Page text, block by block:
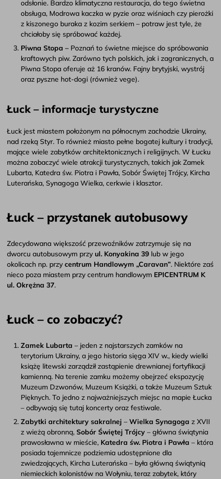
odsłonie. Bardzo klimatyczna restauracja, do tego świetna
obsługa, Modrowa kaczka w pyzie oraz wiśniach czy pierożki
z kiszonego buraka z kozim serkiem – potraw jest tyle, że
chciałoby się spróbować każdej.
Piwna Stopa – Poznań to świetne miejsce do spróbowania
kraftowych piw. Zarówno tych polskich, jak i zagranicznych, a
Piwna Stopa oferuje aż 16 kranów. Fajny brytyjski, wystrój
oraz pyszne hot-dogi (również vege).
Łuck – informacje turystyczne
Łuck jest miastem położonym na północnym zachodzie Ukrainy,
nad rzeką Styr. To również miasto pełne bogatej kultury i tradycji,
mające wiele zabytków architektonicznych i religijnych. W Łucku
można zobaczyć wiele atrakcji turystycznych, takich jak Zamek
Lubarta, Katedra św. Piotra i Pawła, Sobór Świętej Trójcy, Kircha
Luterańska, Synagoga Wielka, cerkwie i klasztor.
Łuck – przystanek autobusowy
Zdecydowana większość przewoźników zatrzymuje się na
dworcu autobusowym przy ul. Konyakina 39 lub w jego
okolicach np. przy centrum Handlowym „Caravan”. Niektóre zaś
nieco poza miastem przy centrum handlowym EPICENTRUM K
ul. Okrężna 37.
Łuck – co zobaczyć?
Zamek Lubarta – jeden z najstarszych zamków na
terytorium Ukrainy, a jego historia sięga XIV w., kiedy wielki
książę litewski zarządził zastąpienie drewnianej fortyfikacji
kamienną. Na terenie zamku możemy obejrzeć ekspozycję
Muzeum Dzwonów, Muzeum Książki, a także Muzeum Sztuk
Pięknych. To jedno z najważniejszych miejsc na mapie Łucka
– odbywają się tutaj koncerty oraz festiwale.
Zabytki architektury sakralnej – Wielka Synagoga z XVII
z wieżą obronną, Sobór Świętej Trójcy – główna świątynia
prawosławna w mieście, Katedra św. Piotra i Pawła – która
posiada tajemnicze podziemia udostępnione dla
zwiedzających, Kircha Luterańska – była główną świątynią
niemieckich kolonistów na Wołyniu, teraz zabytek, który